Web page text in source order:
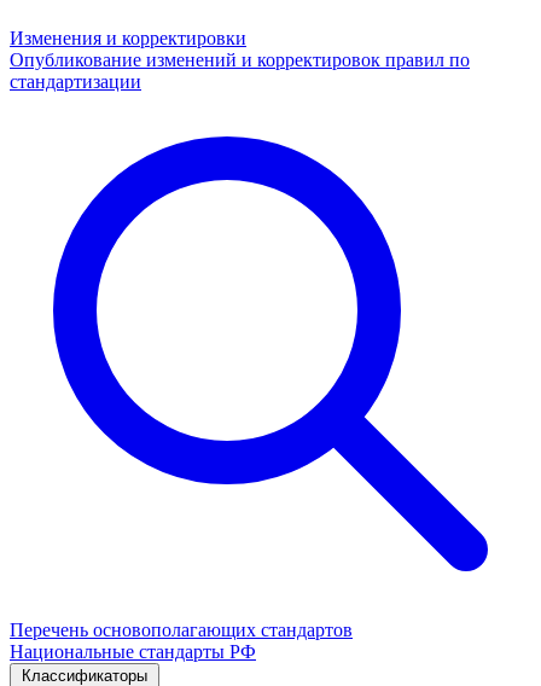
Изменения и корректировки
Опубликование изменений и корректировок правил по
стандартизации
Перечень основополагающих стандартов
Национальные стандарты РФ
Классификаторы